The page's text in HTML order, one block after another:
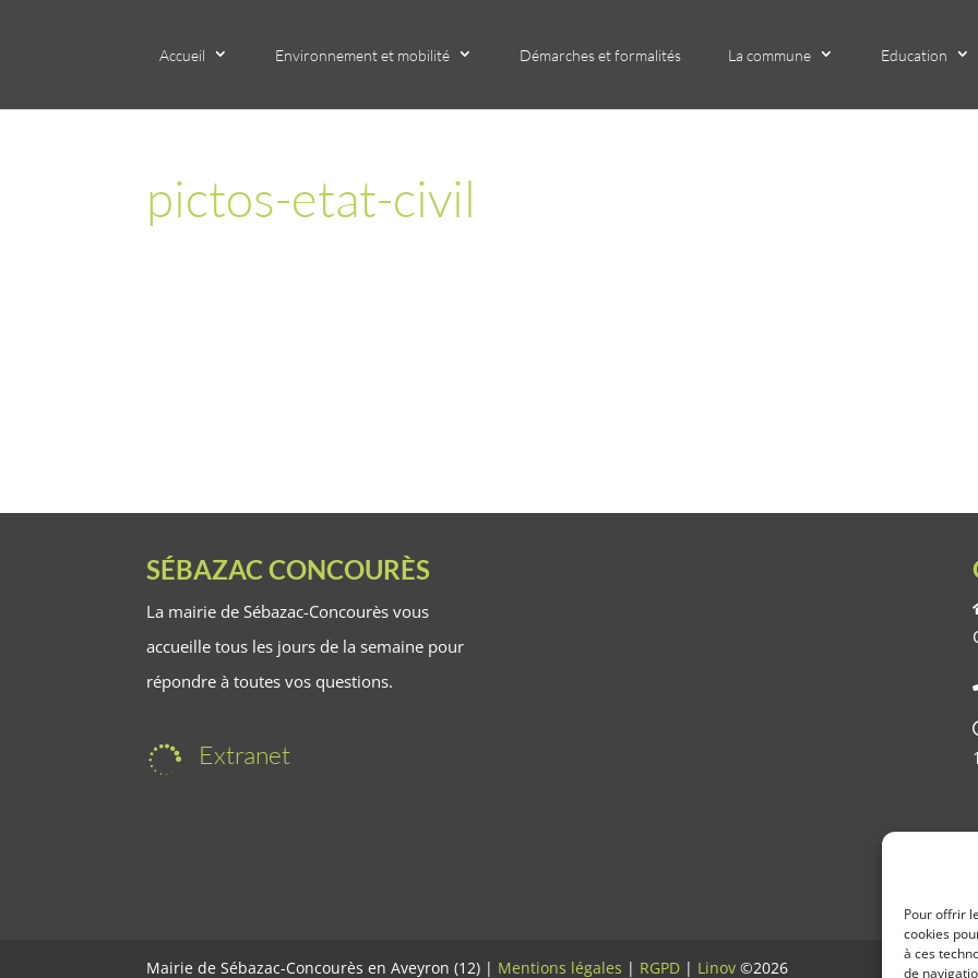
Pour offrir
cookies
à ces
de
Accueil Environnement et mobilité Démarches et formalités La commune Education
pictos-etat-civil
SÉBAZAC CONCOURÈS
La mairie de Sébazac-Concourès vous
accueille tous les jours de la semaine pour
répondre à toutes vos questions.
 Extranet
Mairie de Sébazac-Concourès en Aveyron (12) | Mentions légales | RGPD | Linov ©2026